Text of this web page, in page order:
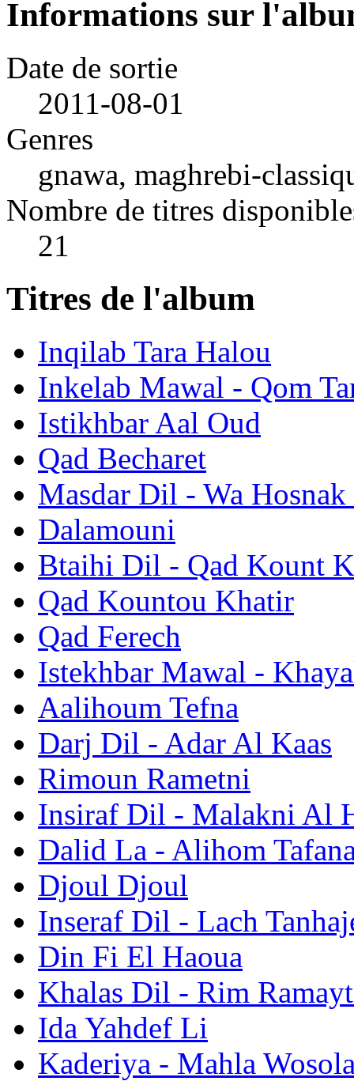
Informations sur
Date de sortie
2011-08-01
Genres
gnawa, maghrebi-
Nombre de titres
21
Titres de l'album
Inqilab Tara Halou
Inkelab Mawal - Qom
Istikhbar Aal Oud
Qad Becharet
Masdar Dil - Wa
Dalamouni
Btaihi Dil - Qad Kount
Qad Kountou Khatir
Qad Ferech
Istekhbar Mawal -
Aalihoum Tefna
Darj Dil - Adar Al Kaas
Rimoun Rametni
Insiraf Dil - Malakni Al
Dalid La - Alihom
Djoul Djoul
Inseraf Dil - Lach
Din Fi El Haoua
Khalas Dil - Rim
Ida Yahdef Li
Kaderiya - Mahla